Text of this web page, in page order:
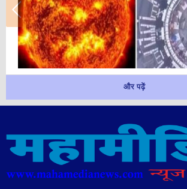
और पढ़ें